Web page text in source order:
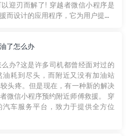
迎刃而解了! 穿越者微信小程序是
而设计的应用程序，它为用户提...
了怎么办
办?这是许多司机都曾经面对过的
油耗到尽头，而附近又没有加油站
头疼。但是现在，有一种新的解决
信小程序预约附近师傅救援。 穿
汽车服务平台，致力于提供全方位